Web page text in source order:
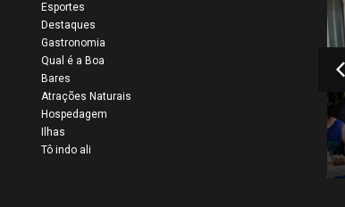
Esportes
Destaques
Gastronomia
Qual é a Boa
Bares
Atrações Naturais
Hospedagem
Ilhas
Tô indo ali
Airbus e Air France
são condenadas
por negligência
após 16 anos da
queda do voo